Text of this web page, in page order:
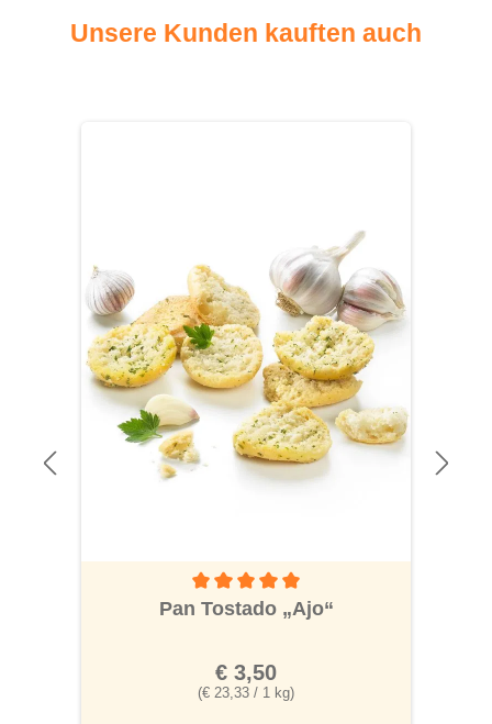
Unsere Kunden kauften auch
Durchschnittliche Bewertung von 5 von 5
Pan Tostado „Ajo“
(€ 23,33 / 1 kg)
€ 3,50